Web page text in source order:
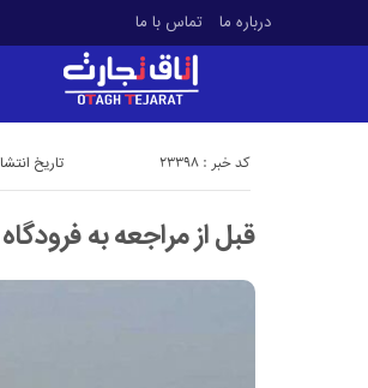
درباره ما تماس با ما
تاریخ انتشار : کد خبر : 23398
قبل از مراجعه به